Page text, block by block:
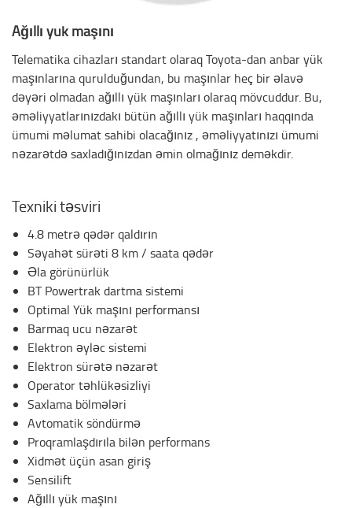
Ağıllı yük maşını
Telematika cihazları standart olaraq Toyota-dan anbar yük
maşınlarına qurulduğundan, bu maşınlar heç bir əlavə
dəyəri olmadan ağıllı yük maşınları olaraq mövcuddur. Bu,
əməliyyatlarınızdakı bütün ağıllı yük maşınları haqqında
ümumi məlumat sahibi olacağınız , əməliyyatınızı ümumi
nəzarətdə saxladığınızdan əmin olmağınız deməkdir.
Texniki təsviri
4.8 metrə qədər qaldırın
Səyahət sürəti 8 km / saata qədər
Əla görünürlük
BT Powertrak dartma sistemi
Optimal Yük maşını performansı
Barmaq ucu nəzarət
Elektron əyləc sistemi
Elektron sürətə nəzarət
Operator təhlükəsizliyi
Saxlama bölmələri
Avtomatik söndürmə
Proqramlaşdırıla bilən performans
Xidmət üçün asan giriş
Sensilift
Ağıllı yük maşını